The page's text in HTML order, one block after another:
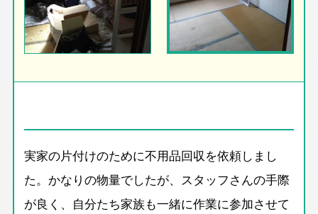
実家の片付けのために不用品回収を依頼しまし
た。かなりの物量でしたが、スタッフさんの手際
が良く、自分たち家族も一緒に作業に参加させて